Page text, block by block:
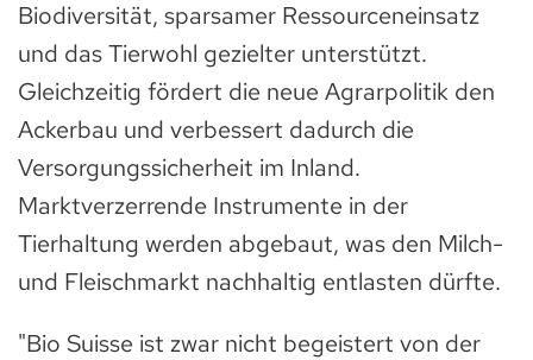
Biodiversität, sparsamer Ressourceneinsatz
und das Tierwohl gezielter unterstützt.
Gleichzeitig fördert die neue Agrarpolitik den
Ackerbau und verbessert dadurch die
Versorgungssicherheit im Inland.
Marktverzerrende Instrumente in der
Tierhaltung werden abgebaut, was den Milch-
und Fleischmarkt nachhaltig entlasten dürfte.
"Bio Suisse ist zwar nicht begeistert von der